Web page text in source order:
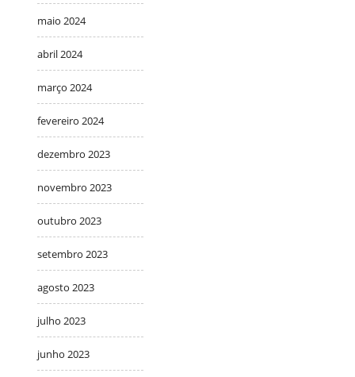
maio 2024
abril 2024
março 2024
fevereiro 2024
dezembro 2023
novembro 2023
outubro 2023
setembro 2023
agosto 2023
julho 2023
junho 2023